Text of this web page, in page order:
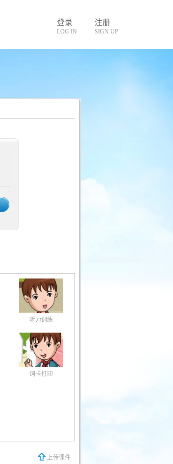
登录
LOG IN
注册
SIGN UP
听力训练
词卡打印
上传课件